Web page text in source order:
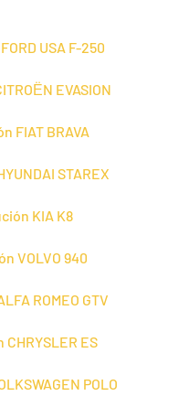
USA F-250
EVASION
FIAT BRAVA
STAREX
KIA K8
VOLVO 940
ROMEO GTV
ES
POLO